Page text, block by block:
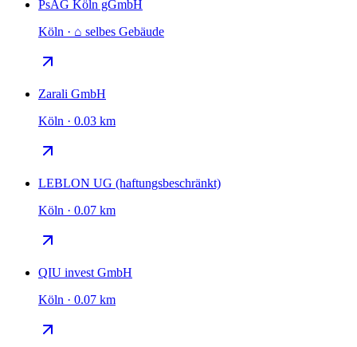
PsAG Köln gGmbH
Köln · ⌂ selbes Gebäude
Zarali GmbH
Köln · 0.03 km
LEBLON UG (haftungsbeschränkt)
Köln · 0.07 km
QIU invest GmbH
Köln · 0.07 km